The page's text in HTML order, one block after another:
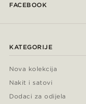
FACEBOOK
KATEGORIJE
Nova kolekcija
Nakit i satovi
Dodaci za odijela